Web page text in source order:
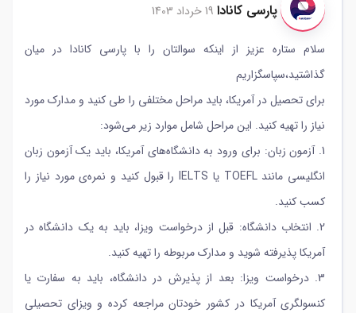
پارسی کانادا 19 خرداد 1403
سلام ستاره عزیز از اینکه سوالتان را با پارسی کانادا در میان
گذاشتید،سپاسگزاریم
برای تحصیل در آمریکا، باید مراحل مختلفی را طی کنید و مدارک مورد
نیاز را تهیه کنید. این مراحل شامل موارد زیر می‌شود:
1. آزمون زبان: برای ورود به دانشگاه‌های آمریکا، باید یک آزمون زبان
انگلیسی مانند TOEFL یا IELTS را قبول کنید و نمره‌ی مورد نیاز را
کسب کنید.
2. انتخاب دانشگاه: قبل از درخواست ویزا، باید به یک دانشگاه در
آمریکا پذیرفته شوید و مدارک مربوطه را تهیه کنید.
3. درخواست ویزا: بعد از پذیرش در دانشگاه، باید به سفارت یا
کنسولگری آمریکا در کشور خودتان مراجعه کرده و ویزای تحصیلی